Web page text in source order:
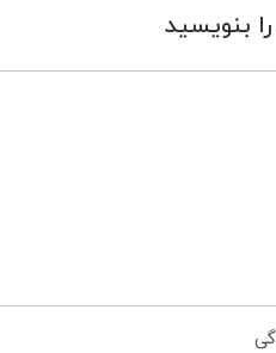
بنویسید